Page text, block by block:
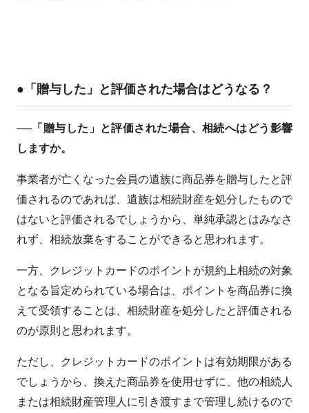
●「贈与した」と評価された場合はどうなる？
──「贈与した」と評価された場合、相続へはどう影響
しますか。
事業者が亡くなった会員の遺族に商品券を贈与したと評
価されるのであれば、遺族は相続財産を処分したもので
はないと評価されるでしょうから、単純承認とはみなさ
れず、相続放棄をすることができると思われます。
一方、クレジットカードのポイントが規約上相続の対象
となる旨定められている場合は、ポイントを商品券に換
えて受領することは、相続財産を処分したと評価される
のが原則と思われます。
ただし、クレジットカードのポイントは有効期限がある
でしょうから、換えた商品券を使用せずに、他の相続人
または相続財産管理人に引き渡すまで管理し続けるので